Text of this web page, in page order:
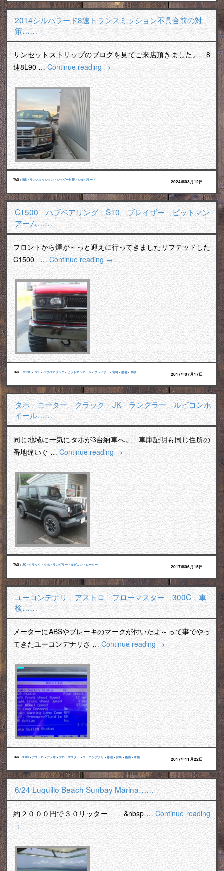
2014シルバラード8速トランスミッション不具合前の対
策……
サンセットストリップのブログを見てご来店頂きました。 8
速8L90 …Continue reading→
TAG : 8速トランスミッション • ジャダー対策 • シルバラード 2024年03月12日
C1500 ハブベアリング S10 ブレイザー ピットマン
アーム……
フロントから煙が～っと迎えに行ってきましたリフテッドした
C1500 …Continue reading→
TAG : Ｃ1500 • Ｓ10 • ハブベアリング• ピットマンアーム • ブレイザー • 宮崎 • 整備 • 車検 2017年07月17日
タホ ローター クラック JK ラングラー ルビコンホ
イール……
同じ地域に一気にタホが3台納車へ。 車庫証明も同じ住所の
番地違いぐ …Continue reading→
TAG : JK • クラック • タホ • ラングラー • ルビコン • ローター 2017年06月15日
ユーコンデナリ アストロ フローマスター 300C 車
検……
メーターにABSやブレーキのマークが付いたよ～って事でやっ
てきたユーコンデナリさ …Continue reading→
TAG : 300C • アストロ • アメ車 • フローマスター • ユーコンデナリ • 修理 • 宮崎 • 整備 • 車検 2017年11月22日
6/24 Luquillo Beach Sunbay Marina……
約２０００円で３０リッター &nbsp …Continue reading
→